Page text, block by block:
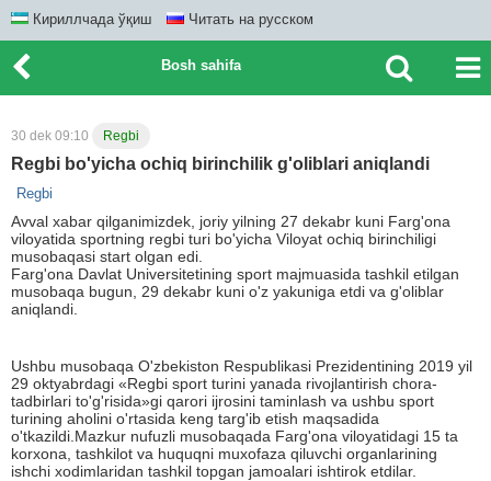
Кириллчада ўқиш Читать на русском
Bosh sahifa
30 dek 09:10 Regbi
Regbi bo'yicha ochiq birinchilik g'oliblari aniqlandi
Regbi
Avval xabar qilganimizdek, joriy yilning 27 dekabr kuni Farg'ona
viloyatida sportning regbi turi bo'yicha Viloyat ochiq birinchiligi
musobaqasi start olgan edi.
Farg'ona Davlat Universitetining sport majmuasida tashkil etilgan
musobaqa bugun, 29 dekabr kuni o'z yakuniga etdi va g'oliblar
aniqlandi.
Ushbu musobaqa O'zbekiston Respublikasi Prezidentining 2019 yil
29 oktyabrdagi «Regbi sport turini yanada rivojlantirish chora-
tadbirlari to'g'risida»gi qarori ijrosini taminlash va ushbu sport
turining aholini o'rtasida keng targ'ib etish maqsadida
o'tkazildi.Mazkur nufuzli musobaqada Farg'ona viloyatidagi 15 ta
korxona, tashkilot va huquqni muxofaza qiluvchi organlarining
ishchi xodimlaridan tashkil topgan jamoalari ishtirok etdilar.